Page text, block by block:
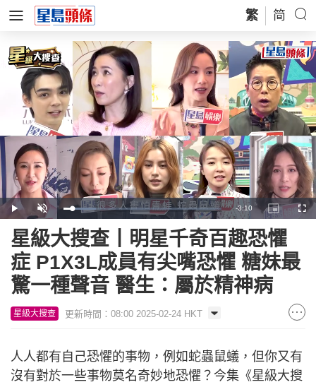
繁 简
Play Unmute Loaded:
20.41%
Remaining
Time
-3:10
Picture-
in-
星級大搜查丨明星千奇百趣恐懼
症 P1X3L成員有尖嘴恐懼 糖妹最
驚一種聲音 醫生：屬於精神病
星級大搜查 更新時間：08:00 2025-02-24 HKT
人人都有自己恐懼的事物，例如蛇蟲鼠蟻，但你又有
沒有對於一些事物莫名奇妙地恐懼？今集《星級大搜